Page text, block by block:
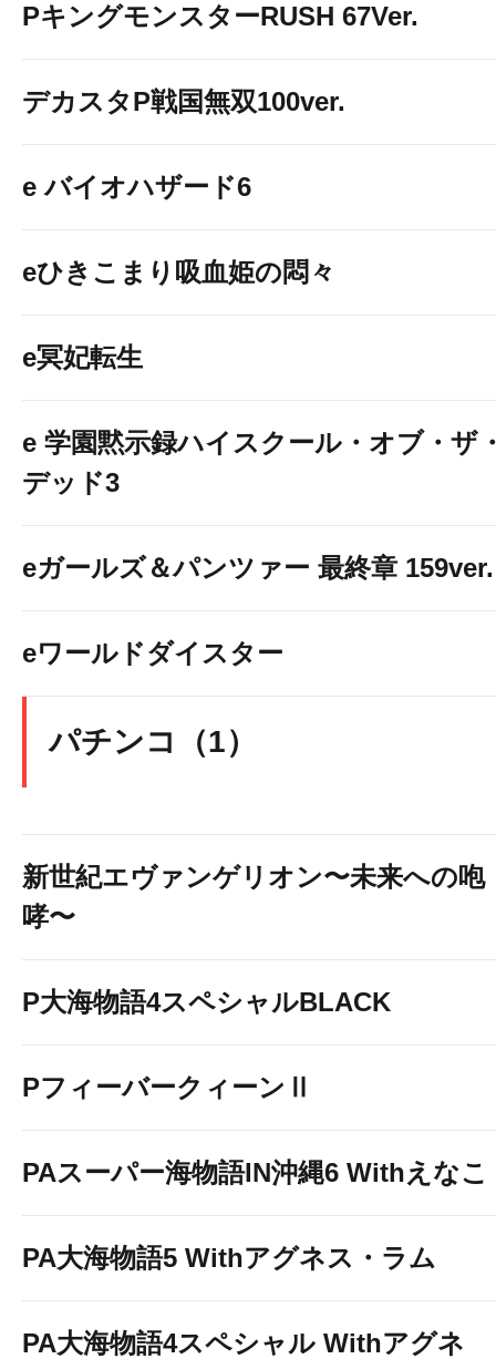
PキングモンスターRUSH 67Ver.
デカスタP戦国無双100ver.
e バイオハザード6
eひきこまり吸血姫の悶々
e冥妃転生
e 学園黙示録ハイスクール・オブ・ザ
デッド3
eガールズ＆パンツァー 最終章 159ver.
eワールドダイスター
パチンコ（1）
新世紀エヴァンゲリオン〜未来への咆
哮〜
P大海物語4スペシャルBLACK
PフィーバークィーンⅡ
PAスーパー海物語IN沖縄6 Withえなこ
PA大海物語5 Withアグネス・ラム
PA大海物語4スペシャル Withアグネ